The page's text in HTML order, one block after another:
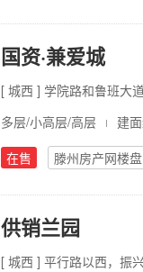
国资·兼爱城
[ 城西 ] 学院路和鲁班大
多层/小高层/高层
建
在售
滕州房产网楼盘
供销兰园
[ 城西 ] 平行路以西，振